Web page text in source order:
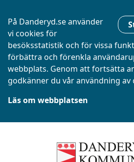
På Danderyd.se använder
vi cookies för
besöksstatistik och för vissa
förbättra och förenkla
webbplats. Genom att fortsätta
godkänner du vår användning av
Läs om webbplatsen